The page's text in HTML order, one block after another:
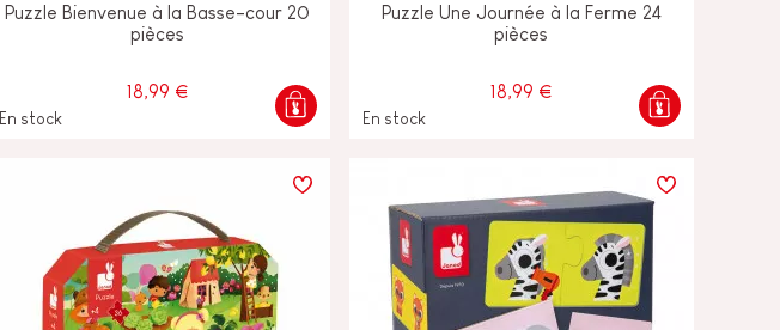
Puzzle Bienvenue à la Basse-cour 20
pièces
18,99 €
En stock
Puzzle Une Journée à la Ferme 24
pièces
18,99 €
En stock